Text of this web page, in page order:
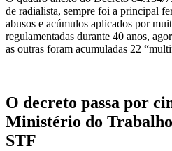
de radialista, sempre foi a principal
abusos e acúmulos aplicados por
regulamentadas durante 40 anos,
as outras foram acumuladas 22
O decreto passa por
Ministério do
STF